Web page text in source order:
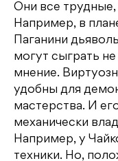
Они все трудные,
Например, в
Паганини
могут сыграть
мнение.
удобны для
мастерства. И
механически
Например, у
техники. Но,